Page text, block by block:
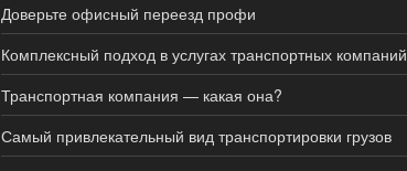
Доверьте офисный переезд профи
Комплексный подход в услугах транспортных компаний
Транспортная компания — какая она?
Самый привлекательный вид транспортировки грузов